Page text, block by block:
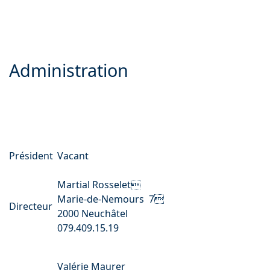
Administration
Président Vacant
Directeur
Martial Rosselet
Marie-de-Nemours 7
2000 Neuchâtel
079.409.15.19
Valérie Maurer